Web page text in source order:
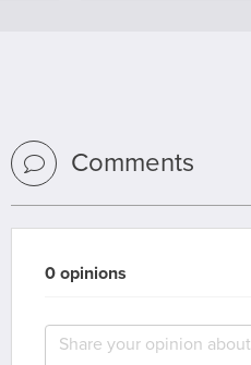
Comments
0 opinions